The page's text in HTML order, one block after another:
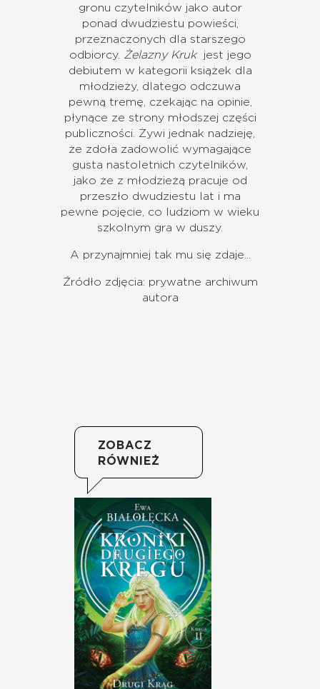
gronu czytelników jako autor
ponad dwudziestu powieści,
przeznaczonych dla starszego
odbiorcy. Żelazny Krukjest jego
debiutem w kategorii książek dla
młodzieży, dlatego odczuwa
pewną tremę, czekając na opinie,
płynące ze strony młodszej części
publiczności. Żywi jednak nadzieję,
że zdoła zadowolić wymagające
gusta nastoletnich czytelników,
jako że z młodzieżą pracuje od
przeszło dwudziestu lat i ma
pewne pojęcie, co ludziom w wieku
szkolnym gra w duszy.
A przynajmniej tak mu się zdaje...
Źródło zdjęcia: prywatne archiwum
autora
ZOBACZ
RÓWNIEŻ